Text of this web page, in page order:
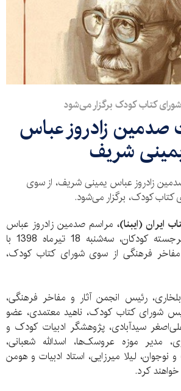
کتاب کودک برگزار می‌شود
صدمین زادروز عباس
شریف
زادروز عباس یمینی شریف، از سوی
کتاب کودک، برگزار می‌شود.
ایران (ایبنا)، مراسم صدمین زادروز عباس
یمینی شریف، شاعر برجسته کودکان، سه‌شنبه 18 تیرماه 1398 با
مفاخر فرهنگی از سوی شورای کتاب کودک،
رئیس انجمن آثار و مفاخر فرهنگی،
شورای کتاب کودک، ناهید معتمدی، عضو
سیدآبادی، پژوهشگر ادبیات کودک و
مدیر موزه عروسک‌ها، اسدالله شعبانی،
لیلا میرزایی، استاد ادبیات و هومن
کرد.